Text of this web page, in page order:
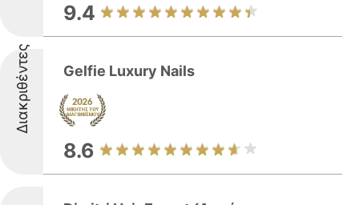
9.4
Διακριθέντες Gelfie Luxury Nails
8.6